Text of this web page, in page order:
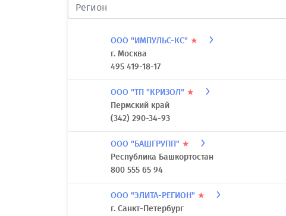
ООО "ИМПУЛЬС-КС" ★
г. Москва
495 419-18-17
ООО "ТП "КРИЗОЛ" ★
Пермский край
(342) 290-34-93
ООО "БАШГРУПП" ★
Республика Башкортостан
800 555 65 94
ООО "ЭЛИТА-РЕГИОН" ★
г. Санкт-Петербург